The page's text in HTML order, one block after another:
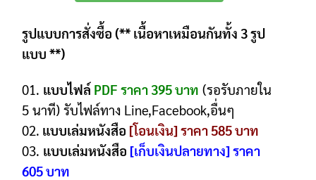
รูปแบบการสั่งซื้อ (** เนื้อหาเหมือนกันทั้ง 3 รูป
แบบ **)
01. แบบไฟล์ PDF ราคา 395 บาท (รอรับภายใน
5 นาที) รับไฟล์ทาง Line,Facebook,อื่นๆ
02. แบบเล่มหนังสือ [โอนเงิน] ราคา 585 บาท
03. แบบเล่มหนังสือ [เก็บเงินปลายทาง] ราคา
605 บาท